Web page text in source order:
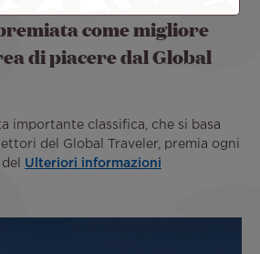
come migliore
di piacere dal Global
importante classifica, che si basa
del Global Traveler, premia ogni
Ulteriori informazioni